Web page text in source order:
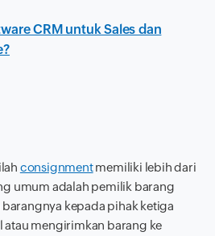
CRM untuk Sales dan
consignmentmemiliki lebih dari
umum adalah pemilik barang
kepada pihak ketiga
atau mengirimkan barang ke